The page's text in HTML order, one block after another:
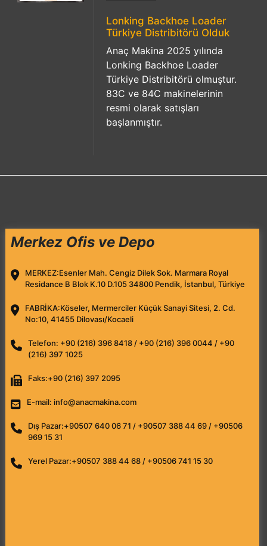
Lonking Backhoe Loader
Türkiye Distribitörü Olduk
Anaç Makina 2025 yılında
Lonking Backhoe Loader
Türkiye Distribitörü olmuştur.
83C ve 84C makinelerinin
resmi olarak satışları
başlanmıştır.
Merkez Ofis ve Depo
MERKEZ:Esenler Mah. Cengiz Dilek Sok. Marmara Royal
Residance B Blok K.10 D.105 34800 Pendik, İstanbul, Türkiye
FABRİKA:Köseler, Mermerciler Küçük Sanayi Sitesi, 2. Cd.
No:10, 41455 Dilovası/Kocaeli
Telefon: +90 (216) 396 8418 / +90 (216) 396 0044 / +90
(216) 397 1025
Faks:+90 (216) 397 2095
E-mail: info@anacmakina.com
Dış Pazar:+90507 640 06 71 / +90507 388 44 69 / +90506
969 15 31
Yerel Pazar:+90507 388 44 68 / +90506 741 15 30